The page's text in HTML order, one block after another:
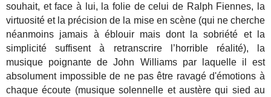
souhait, et face à lui, la folie de celui de Ralph Fiennes, la
virtuosité et la précision de la mise en scène (qui ne cherche
néanmoins jamais à éblouir mais dont la sobriété et la
simplicité suffisent à retranscrire l’horrible réalité), la
musique poignante de John Williams par laquelle il est
absolument impossible de ne pas être ravagé d'émotions à
chaque écoute (musique solennelle et austère qui sied au